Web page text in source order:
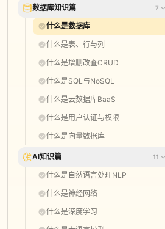
数据库知识篇 7
什么是数据库
什么是表、行与列
什么是增删改查CRUD
什么是SQL与NoSQL
什么是云数据库BaaS
什么是用户认证与权限
什么是向量数据库
AI知识篇 11
什么是自然语言处理NLP
什么是神经网络
什么是深度学习